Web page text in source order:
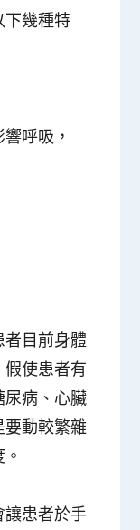
下幾種特
呼吸，
者目前身體
假使患者有
尿病、心臟
要動較繁雜
讓患者於手